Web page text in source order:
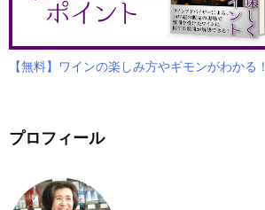
【無料】ワインの楽しみ方やギモンがわかる！
プロフィール